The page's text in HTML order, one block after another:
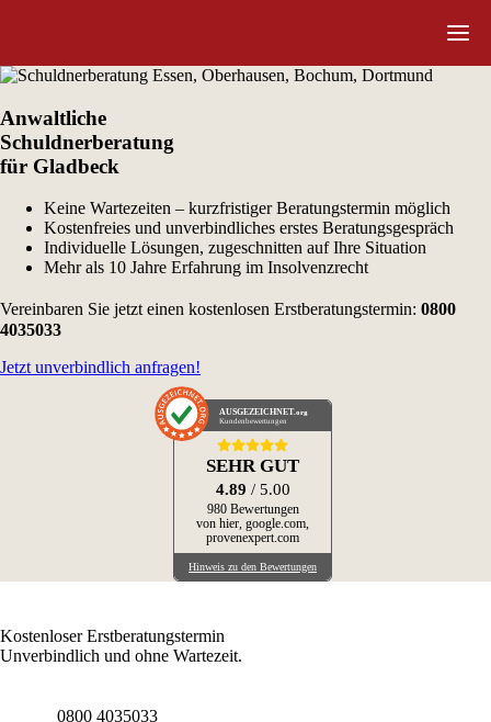
Anwaltliche
Schuldnerberatung
für Gladbeck
Keine Wartezeiten – kurzfristiger Beratungstermin möglich
Kostenfreies und unverbindliches erstes Beratungsgespräch
Individuelle Lösungen, zugeschnitten auf Ihre Situation
Mehr als 10 Jahre Erfahrung im Insolvenzrecht
Vereinbaren Sie jetzt einen kostenlosen Erstberatungstermin: 0800
4035033
Jetzt unverbindlich anfragen!
AUSGEZEICHNET .org
Kundenbewertungen
SEHR GUT
4.89 / 5.00
980 Bewertungen
von hier, google.com,
provenexpert.com
Hinweis zu den Bewertungen
Kostenloser Erstberatungstermin
Unverbindlich und ohne Wartezeit.
0800 4035033